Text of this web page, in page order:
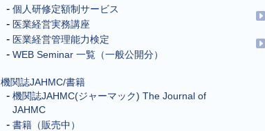
個人研修定額制サービス
医業経営実務講座
医業経営管理能力検定
WEB Seminar 一覧（一般公開分）
機関誌JAHMC/書籍
機関誌JAHMC(ジャーマック) The Journal of
JAHMC
書籍（販売中）